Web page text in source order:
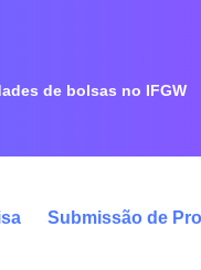
de bolsas no IFGW
Submissão de